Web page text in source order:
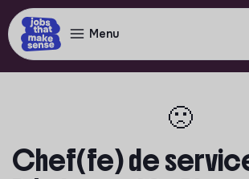
Menu
🙁
Chef(fe) de